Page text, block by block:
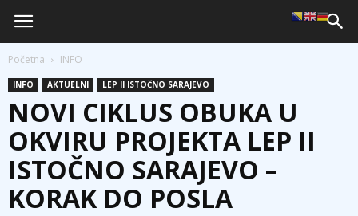
Početna INFO
INFO AKTUELNI LEP II ISTOČNO SARAJEVO
NOVI CIKLUS OBUKA U
OKVIRU PROJEKTA LEP II
ISTOČNO SARAJEVO –
KORAK DO POSLA